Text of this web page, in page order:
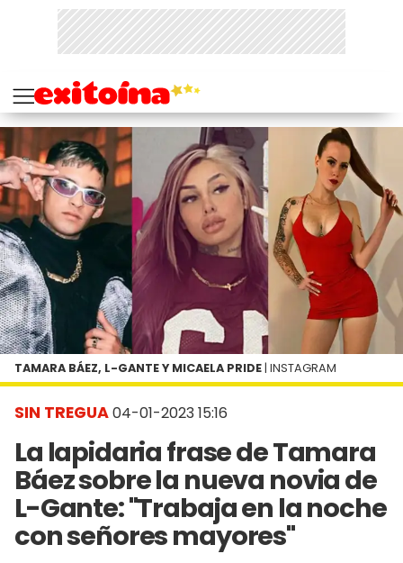
SIN TREGUA04-01-2023 15:16
La lapidaria frase de Tamara
Báez sobre la nueva novia de
L-Gante: "Trabaja en la noche
con señores mayores"
TAMARA BÁEZ, L-GANTE Y MICAELA PRIDE | INSTAGRAM